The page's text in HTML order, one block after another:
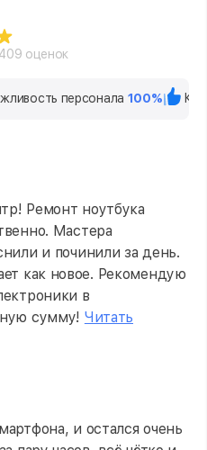
409 оценок
персонала 100%
Ремонт ноутбука
Мастера
и починили за день.
как новое. Рекомендую
в
сумму! Читать
и остался очень